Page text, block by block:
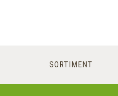
SORTIMENT